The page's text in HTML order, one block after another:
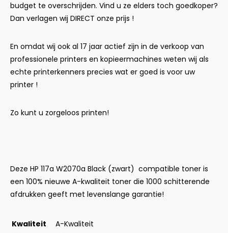
budget te overschrijden. Vind u ze elders toch goedkoper?
Dan verlagen wij DIRECT onze prijs !
En omdat wij ook al 17 jaar actief zijn in de verkoop van
professionele printers en kopieermachines weten wij als
echte printerkenners precies wat er goed is voor uw
printer !
Zo kunt u zorgeloos printen!
Deze HP 117a W2070a Black (zwart) compatible toner is
een 100% nieuwe A-kwaliteit toner die 1000 schitterende
afdrukken geeft met levenslange garantie!
Kwaliteit
A-Kwaliteit